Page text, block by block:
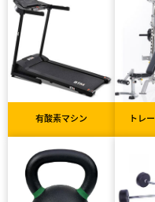
有酸素マシン トレ